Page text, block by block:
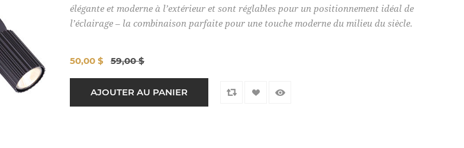
élégante et moderne à l’extérieur et sont réglables pour un positionnement idéal de
l’éclairage – la combinaison parfaite pour une touche moderne du milieu du siècle.
50,00 $ 59,00 $